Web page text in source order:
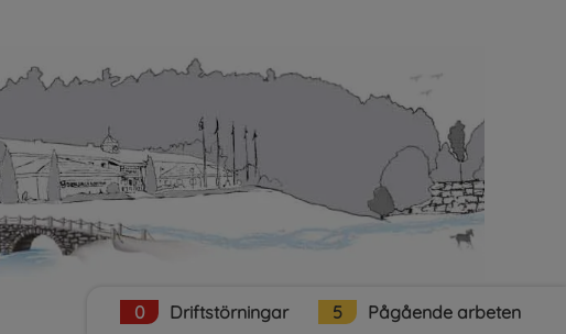
0 Driftstörningar 5 Pågående arbeten